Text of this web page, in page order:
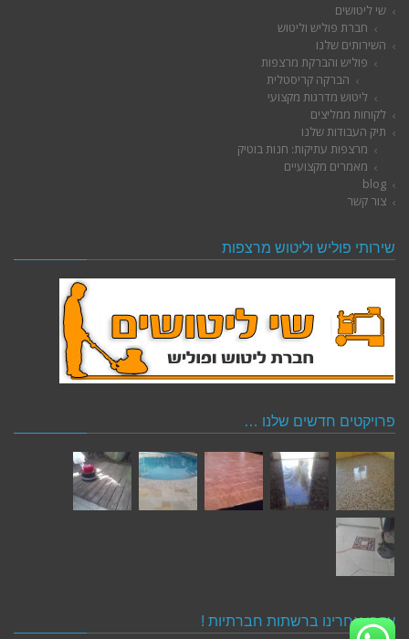
שי ליטושים
חברת פוליש וליטוש
השירותים שלנו
פוליש והברקת מרצפות
הברקה קריסטלית
ליטוש מדרגות מקצועי
לקוחות ממליצים
תיק העבודות שלנו
מרצפות עתיקות: חנות בוטיק
מאמרים מקצועיים
blog
צור קשר
שירותי פוליש וליטוש מרצפות
פרויקטים חדשים שלנו …
עקבו אחרינו ברשתות חברתיות !